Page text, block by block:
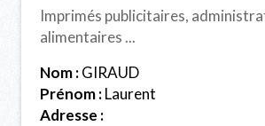
Imprimés publicitaires,
alimentaires ...
Nom :GIRAUD
Prénom :Laurent
Adresse :